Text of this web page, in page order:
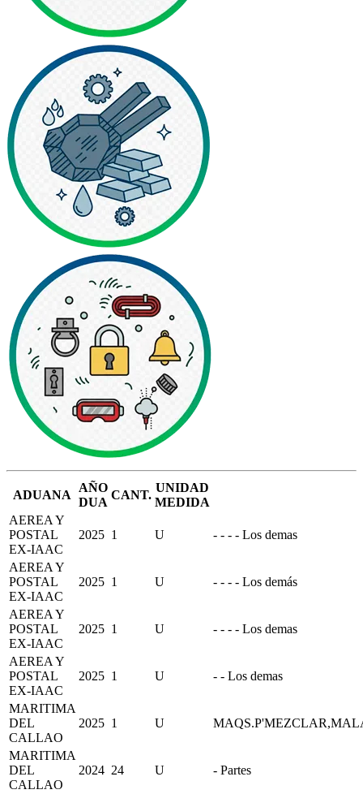
ADUANA
AÑO
DUA
CANT.
UNIDAD
MEDIDA
AEREA Y
POSTAL
EX-IAAC
2025 1 U - - - - Los demas
AEREA Y
POSTAL
EX-IAAC
2025 1 U - - - - Los demás
AEREA Y
POSTAL
EX-IAAC
2025 1 U - - - - Los demas
AEREA Y
POSTAL
EX-IAAC
2025 1 U - - Los demas
MARITIMA
DEL
CALLAO
2025 1 U
MARITIMA
DEL
CALLAO
2024 24 U - Partes